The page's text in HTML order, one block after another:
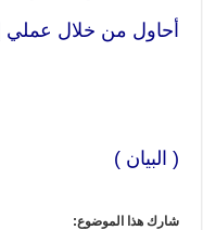
أحاول من خلال عملي
( البيان )
شارك هذا الموضوع: